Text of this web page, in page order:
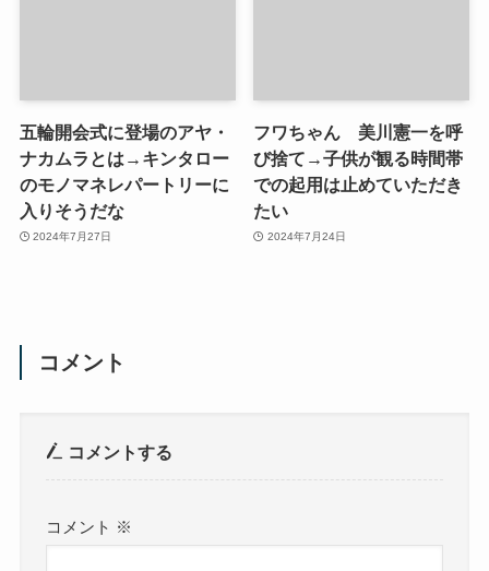
五輪開会式に登場のアヤ・
ナカムラとは→キンタロー
のモノマネレパートリーに
入りそうだな
2024年7月27日
フワちゃん 美川憲一を呼
び捨て→子供が観る時間帯
での起用は止めていただき
たい
2024年7月24日
コメント
コメントする
コメント ※